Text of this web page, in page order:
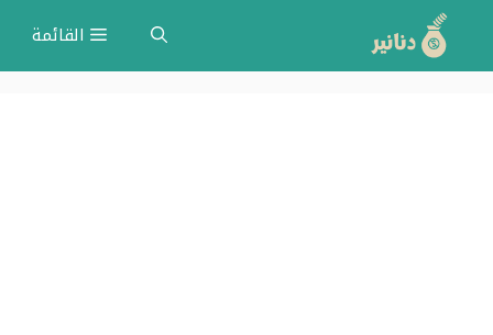
انتقل
إلى
القائمة